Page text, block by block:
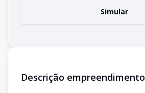
Simular
Descrição empreendimento